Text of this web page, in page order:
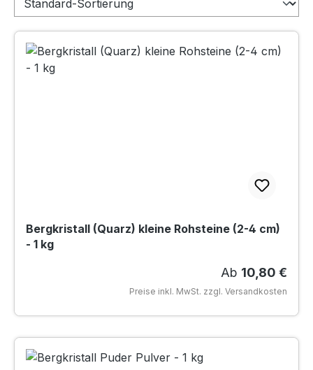
Bergkristall (Quarz) kleine Rohsteine (2-4 cm)
- 1 kg
Regulärer
Ab 10,80 €
Preise inkl. MwSt. zzgl. Versandkosten